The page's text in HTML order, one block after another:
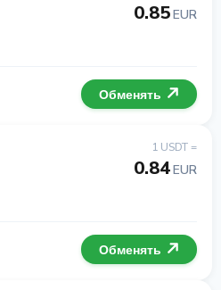
0.85EUR
Обменять
1 USDT =
0.84EUR
Обменять